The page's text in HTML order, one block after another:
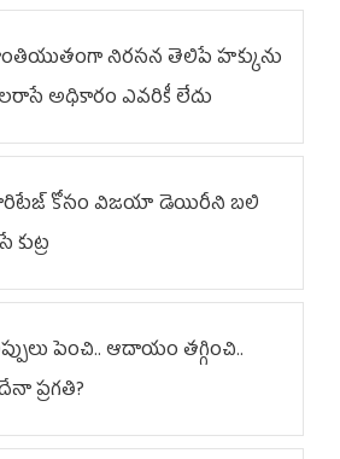
నిరసన తెలిపే హక్కును
అధికారం ఎవరికీ లేదు
కోసం విజయా డెయిరీని బలి
కుట్ర‌
పెంచి.. ఆదాయం తగ్గించి..
ప్రగతి?